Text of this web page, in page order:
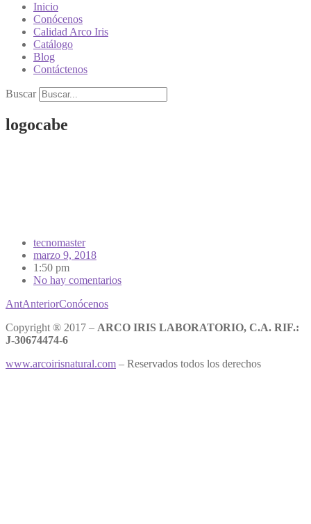
Inicio
Conócenos
Calidad Arco Iris
Catálogo
Blog
Contáctenos
Buscar
logocabe
tecnomaster
marzo 9, 2018
1:50 pm
No hay comentarios
AntAnteriorConócenos
Copyright ® 2017 – ARCO IRIS LABORATORIO, C.A. RIF.:
J-30674474-6
www.arcoirisnatural.com – Reservados todos los derechos